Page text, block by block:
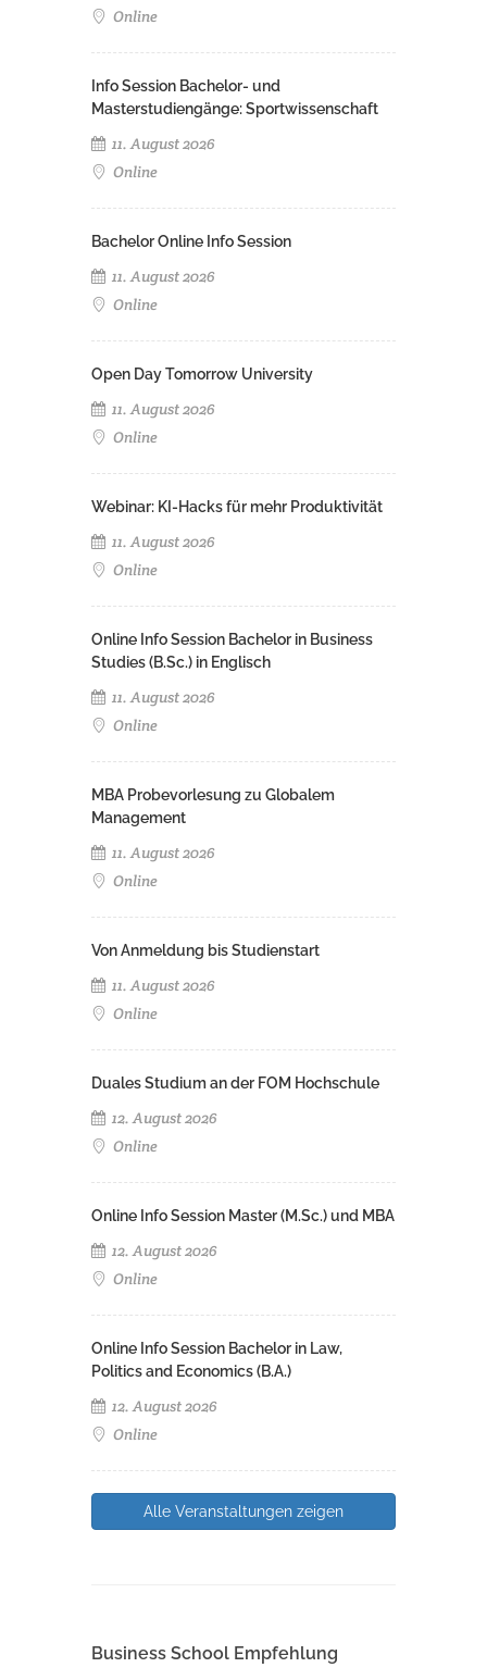
Online
Info Session Bachelor- und
Masterstudiengänge: Sportwissenschaft
11. August 2026
Online
Bachelor Online Info Session
11. August 2026
Online
Open Day Tomorrow University
11. August 2026
Online
Webinar: KI-Hacks für mehr Produktivität
11. August 2026
Online
Online Info Session Bachelor in Business
Studies (B.Sc.) in Englisch
11. August 2026
Online
MBA Probevorlesung zu Globalem
Management
11. August 2026
Online
Von Anmeldung bis Studienstart
11. August 2026
Online
Duales Studium an der FOM Hochschule
12. August 2026
Online
Online Info Session Master (M.Sc.) und MBA
12. August 2026
Online
Online Info Session Bachelor in Law,
Politics and Economics (B.A.)
12. August 2026
Online
Alle Veranstaltungen zeigen
Business School Empfehlung